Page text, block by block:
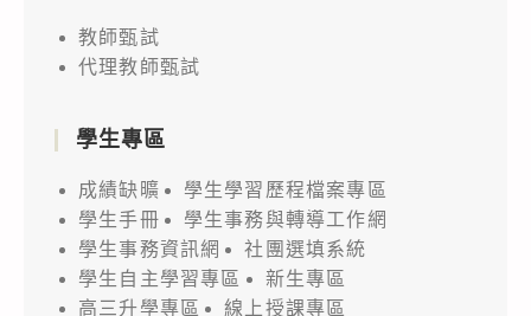
教師甄試
代理教師甄試
學生專區
成績缺曠
學生學習歷程檔案專區
學生手冊
學生事務與轉導工作網
學生事務資訊網
社團選填系統
學生自主學習專區
新生專區
高三升學專區
線上授課專區